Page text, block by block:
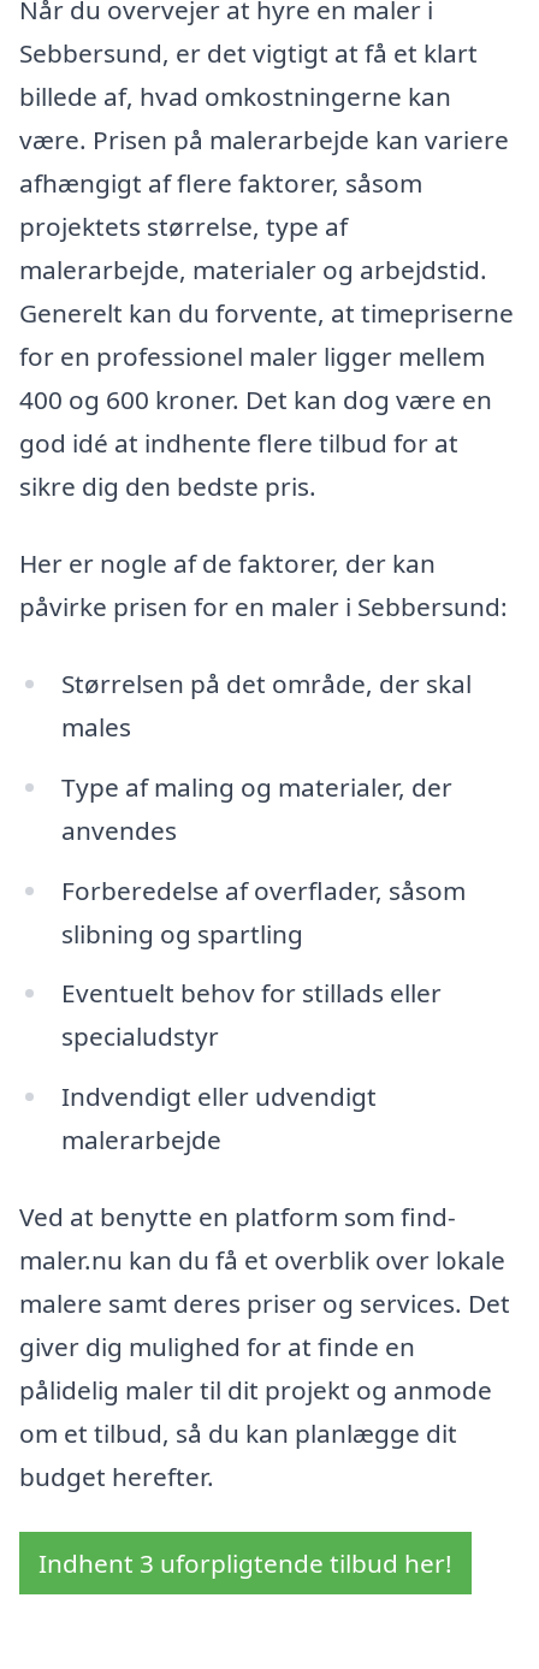
Når du overvejer at hyre en maler i
Sebbersund, er det vigtigt at få et klart
billede af, hvad omkostningerne kan
være. Prisen på malerarbejde kan variere
afhængigt af flere faktorer, såsom
projektets størrelse, type af
malerarbejde, materialer og arbejdstid.
Generelt kan du forvente, at timepriserne
for en professionel maler ligger mellem
400 og 600 kroner. Det kan dog være en
god idé at indhente flere tilbud for at
sikre dig den bedste pris.
Her er nogle af de faktorer, der kan
påvirke prisen for en maler i Sebbersund:
Størrelsen på det område, der skal
males
Type af maling og materialer, der
anvendes
Forberedelse af overflader, såsom
slibning og spartling
Eventuelt behov for stillads eller
specialudstyr
Indvendigt eller udvendigt
malerarbejde
Ved at benytte en platform som find-
maler.nu kan du få et overblik over lokale
malere samt deres priser og services. Det
giver dig mulighed for at finde en
pålidelig maler til dit projekt og anmode
om et tilbud, så du kan planlægge dit
budget herefter.
Indhent 3 uforpligtende tilbud her!